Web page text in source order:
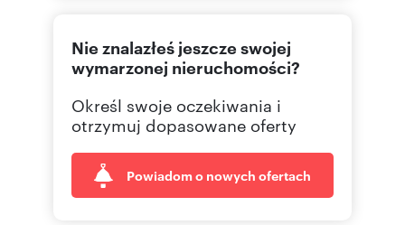
Nie znalazłeś jeszcze swojej
wymarzonej nieruchomości?
Określ swoje oczekiwania i
otrzymuj dopasowane oferty
Powiadom o nowych ofertach